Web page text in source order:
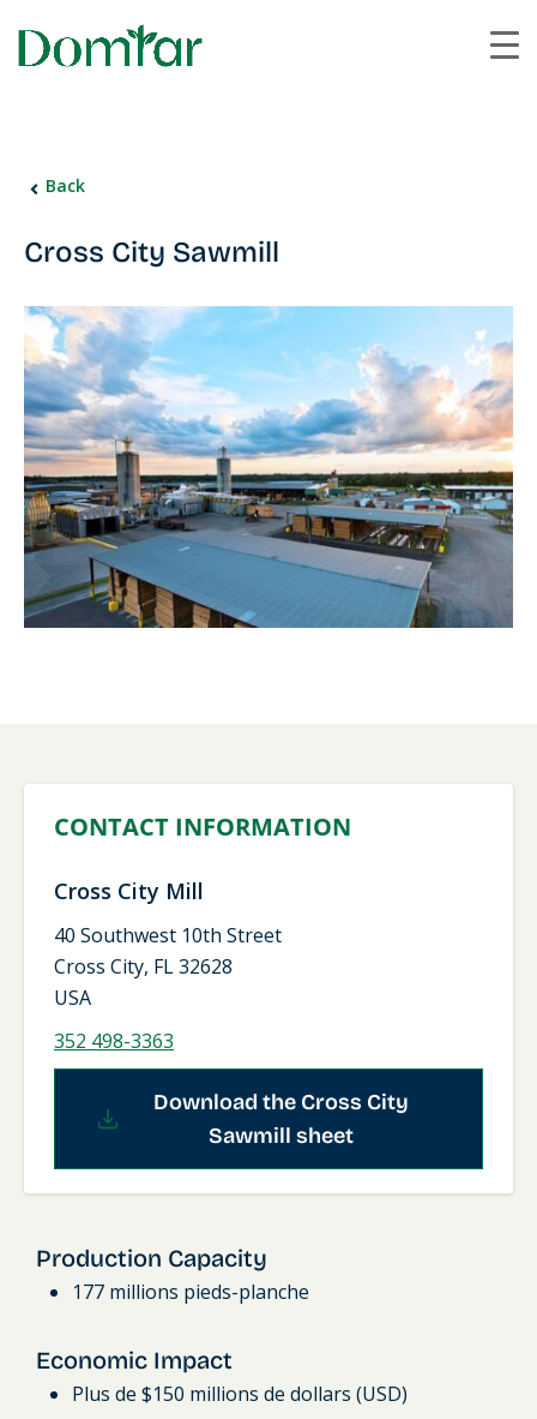
Back
Cross City Sawmill
CONTACT INFORMATION
Cross City Mill
40 Southwest 10th Street
Cross City, FL 32628
USA
352 498-3363
Download the Cross City
Sawmill sheet
Production Capacity
177 millions pieds-planche
Economic Impact
Plus de $150 millions de dollars (USD)